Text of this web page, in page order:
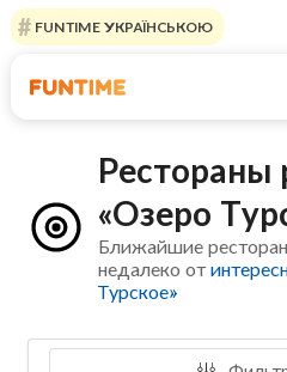
FUNTIME УКРАЇНСЬКОЮ
Рестораны
«Озеро
Ближайшие
недалеко от
Турское»